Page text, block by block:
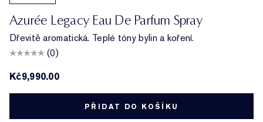
Azurée Legacy Eau De Parfum Spray
Dřevitě aromatická. Teplé tóny bylin a koření.
(0)
Kč9,990.00
PŘIDAT DO KOŠÍKU